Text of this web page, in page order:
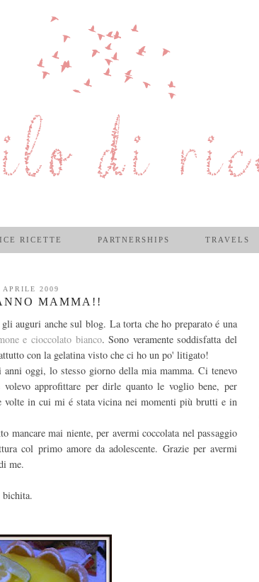
RICETTE PARTNERSHIPS TRAVELS
APRILE 2009
MAMMA!!
auguri anche sul blog. La torta che ho preparato é una
e cioccolato bianco. Sono veramente soddisfatta del
con la gelatina visto che ci ho un po' litigato!
oggi, lo stesso giorno della mia mamma. Ci tenevo
approfittare per dirle quanto le voglio bene, per
in cui mi é stata vicina nei momenti più brutti e in
mancare mai niente, per avermi coccolata nel passaggio
col primo amore da adolescente. Grazie per avermi
me.
bichita.